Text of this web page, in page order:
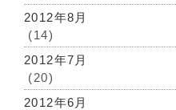
2012年8月
(14)
2012年7月
(20)
2012年6月